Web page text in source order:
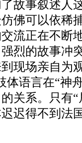
故事叙述人
佛可以依稀
流正在不断
烈的故事冲
现场亲自为
体语言在“神
关系。只有
迟得不到法